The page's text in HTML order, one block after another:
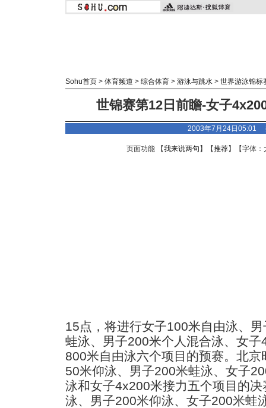
Sohu首页 > 体育频道 > 综合体育 > 游泳与跳水 > 世界游泳锦标
世锦赛第12日前瞻-女子
2003年7月24日05:01
页面功能 【我来说两句 】【推荐】【字体：
15点，将进行女子100米自由泳、
蛙泳、男子200米个人混合泳、女
800米自由泳六个项目的预赛。北
50米仰泳、男子200米蛙泳、女子
泳和女子4x200米接力五个项目的
泳、男子200米仰泳、女子200米蛙